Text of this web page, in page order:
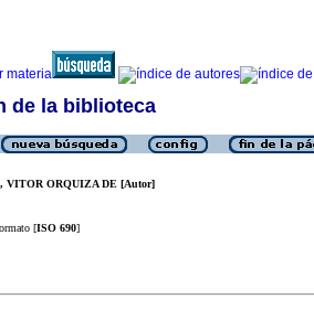
de la biblioteca
VITOR ORQUIZA DE [Autor]
[ISO 690]